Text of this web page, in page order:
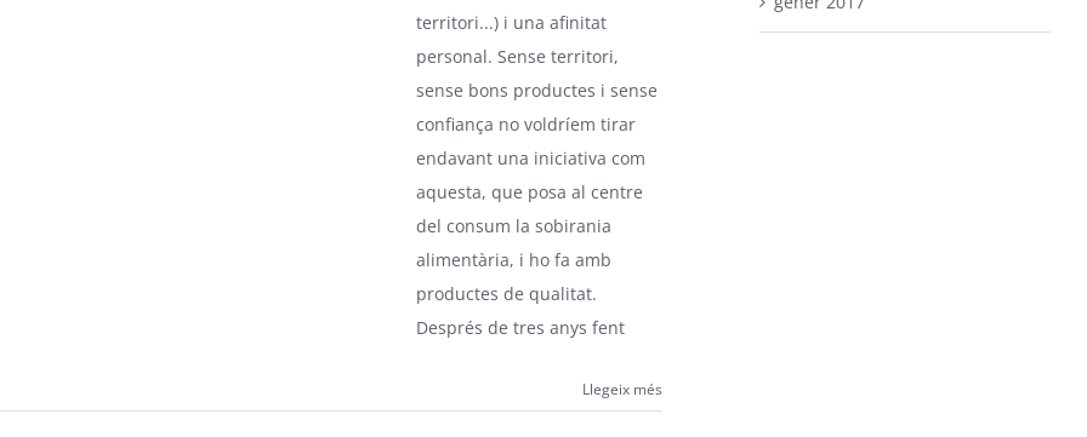
territori...) i una afinitat
personal. Sense territori,
sense bons productes i sense
confiança no voldríem tirar
endavant una iniciativa com
aquesta, que posa al centre
del consum la sobirania
alimentària, i ho fa amb
productes de qualitat.
Després de tres anys fent
Llegeix més